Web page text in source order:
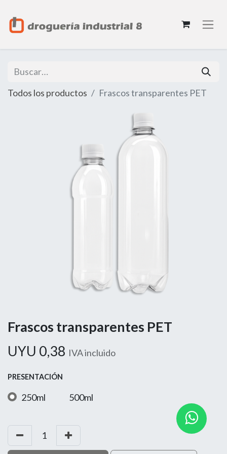
Todos los productos Frascos transparentes PET
Frascos transparentes PET
UYU 0,38 IVA incluido
PRESENTACIÓN
250ml 500ml